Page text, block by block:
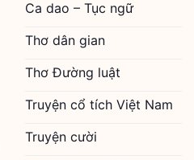
Ca dao – Tục ngữ
Thơ dân gian
Thơ Đường luật
Truyện cổ tích Việt Nam
Truyện cười